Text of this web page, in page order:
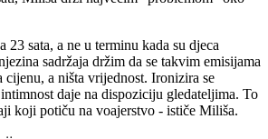
23 sata, a ne u terminu kada su djeca
sadržaja držim da se takvim emisijama
cijenu, a ništa vrijednost. Ironizira se
daje na dispoziciju gledateljima. To
koji potiču na voajerstvo - ističe Miliša.